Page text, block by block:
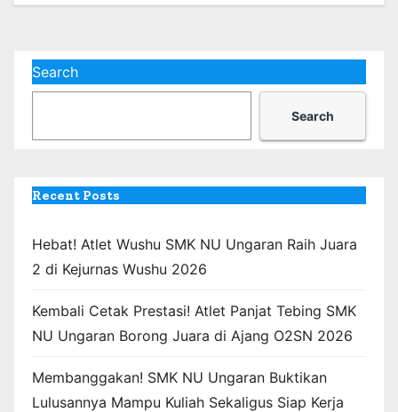
Search
Search
Recent Posts
Hebat! Atlet Wushu SMK NU Ungaran Raih Juara
2 di Kejurnas Wushu 2026
Kembali Cetak Prestasi! Atlet Panjat Tebing SMK
NU Ungaran Borong Juara di Ajang O2SN 2026
Membanggakan! SMK NU Ungaran Buktikan
Lulusannya Mampu Kuliah Sekaligus Siap Kerja